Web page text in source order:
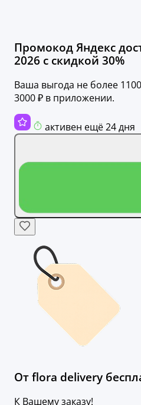
Промокод Яндекс
2026 с скидкой 30%
Ваша выгода не более
3000 ₽ в приложении.
активен ещё 24 дня
От flora delivery
К Вашему заказу!